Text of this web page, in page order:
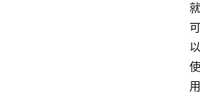
就
可
以
使
用